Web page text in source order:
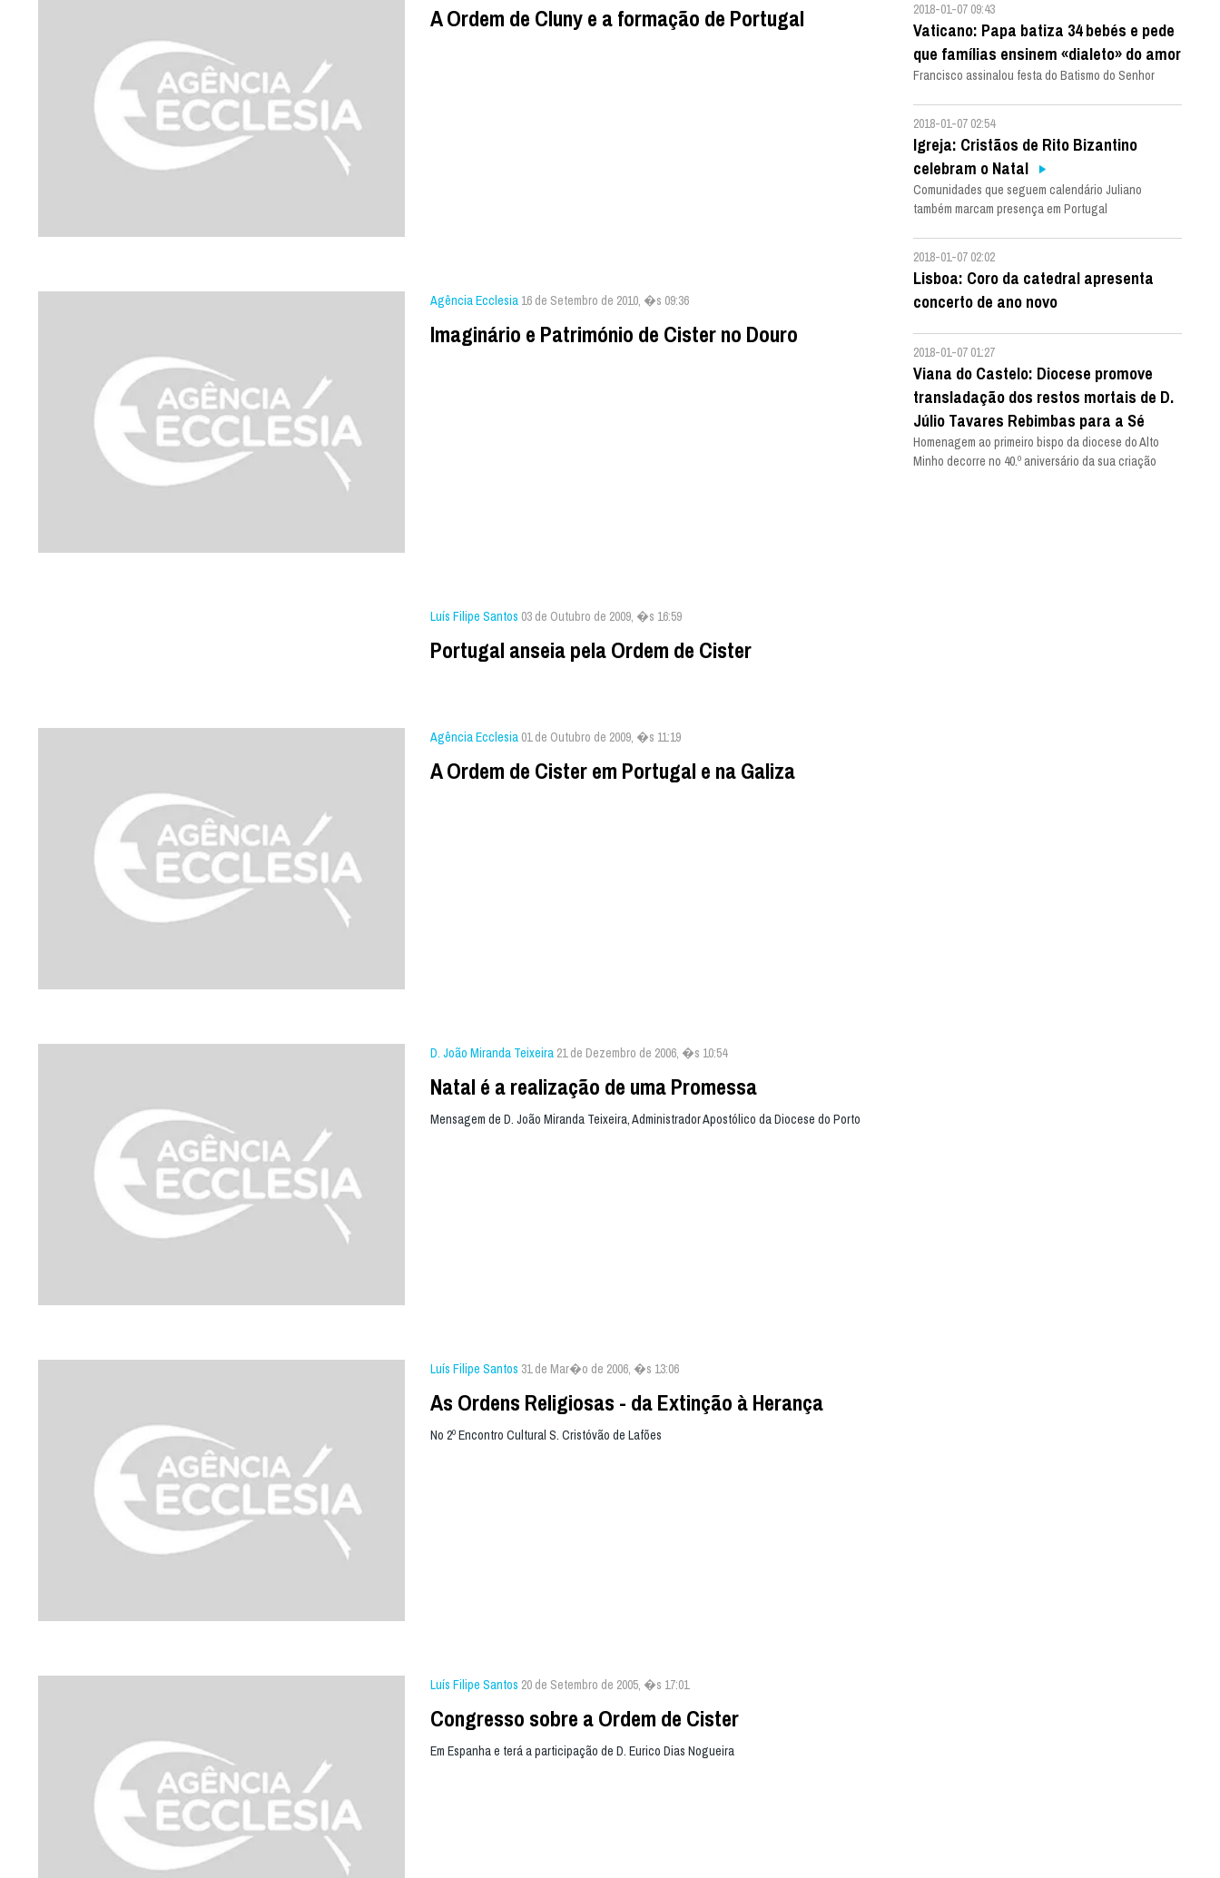
A Ordem de Cluny e a formação de Portugal
Agência Ecclesia 16 de Setembro de 2010, �s 09:36
Imaginário e Património de Cister no Douro
Luís Filipe Santos 03 de Outubro de 2009, �s 16:59
Portugal anseia pela Ordem de Cister
Agência Ecclesia 01 de Outubro de 2009, �s 11:19
A Ordem de Cister em Portugal e na Galiza
D. João Miranda Teixeira 21 de Dezembro de 2006, �s 10:54
Natal é a realização de uma Promessa
Mensagem de D. João Miranda Teixeira, Administrador Apostólico da Diocese do Porto
Luís Filipe Santos 31 de Mar�o de 2006, �s 13:06
As Ordens Religiosas - da Extinção à Herança
No 2º Encontro Cultural S. Cristóvão de Lafões
Luís Filipe Santos 20 de Setembro de 2005, �s 17:01
Congresso sobre a Ordem de Cister
Em Espanha e terá a participação de D. Eurico Dias Nogueira
2018-01-07 09:43
Vaticano: Papa batiza 34 bebés e pede
que famílias ensinem «dialeto» do amor
Francisco assinalou festa do Batismo do Senhor
2018-01-07 02:54
Igreja: Cristãos de Rito Bizantino
celebram o Natal
Comunidades que seguem calendário Juliano
também marcam presença em Portugal
2018-01-07 02:02
Lisboa: Coro da catedral apresenta
concerto de ano novo
2018-01-07 01:27
Viana do Castelo: Diocese promove
transladação dos restos mortais de D.
Júlio Tavares Rebimbas para a Sé
Homenagem ao primeiro bispo da diocese do Alto
Minho decorre no 40.º aniversário da sua criação